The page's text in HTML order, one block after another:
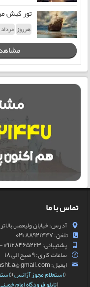
تور کیش
هرروز
تماس با ما
آدرس: خیابان
تلفن: 88921447 021
پشتیبانی: 09128465223 — 09123183809
ساعات کاری: 9 صبح الی 18
ایمیل: 20gasht.a@ gmail.com
(استعلام مجوز آژانس)(
(تابلو فرودگاه امام